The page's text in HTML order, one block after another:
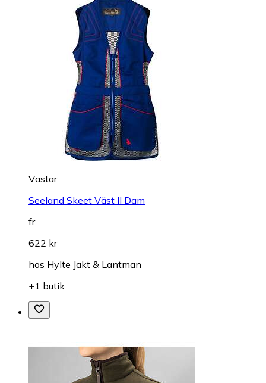
Västar
Seeland Skeet Väst II Dam
fr.
622 kr
hos Hylte Jakt & Lantman
+1 butik